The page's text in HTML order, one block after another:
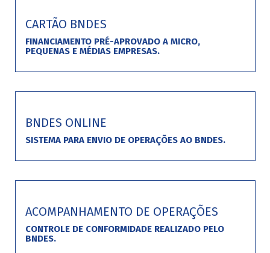
CARTÃO BNDES
FINANCIAMENTO PRÉ-APROVADO A MICRO,
PEQUENAS E MÉDIAS EMPRESAS.
BNDES ONLINE
SISTEMA PARA ENVIO DE OPERAÇÕES AO BNDES.
ACOMPANHAMENTO DE OPERAÇÕES
CONTROLE DE CONFORMIDADE REALIZADO PELO
BNDES.